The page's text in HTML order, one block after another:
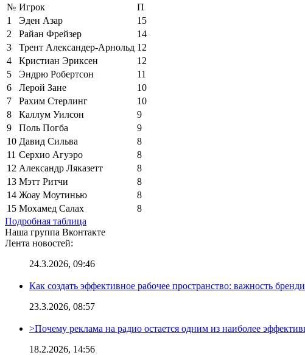
№ Игрок
П
1
Эден Азар
15
2
Райан Фрейзер
14
3
Трент Александер-Арнольд 12
4
Кристиан Эриксен
12
5
Эндрю Робертсон
11
6
Лерой Зане
10
7
Рахим Стерлинг
10
8
Каллум Уилсон
9
9
Поль Погба
9
10 Давид Сильва
8
11 Серхио Агуэро
8
12 Александр Ляказетт
8
13 Мэтт Ритчи
8
14 Жоау Моутинью
8
15 Мохамед Салах
8
Подробная таблица
Наша группа Вконтакте
Лента новостей:
24.3.2026, 09:46
Как создать эффективное рабочее пространство: важность
23.3.2026, 08:57
>Почему реклама на радио остается одним из наиболее
18.2.2026, 14:56